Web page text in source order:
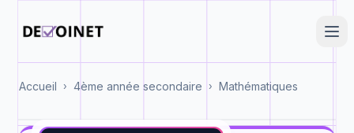
Accueil › 4ème année secondaire › Mathématiques